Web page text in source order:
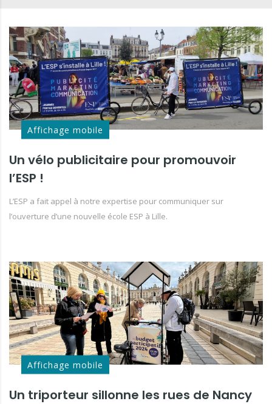
Affichage mobile
Un vélo publicitaire pour promouvoir
l’ESP !
L’ESP a fait appel à notre expertise pour communiquer sur
l’ouverture d’une nouvelle école ESP à Lille.
Affichage mobile
Un triporteur sillonne les rues de Nancy